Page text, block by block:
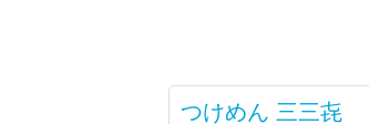
つけめん 三三㐂